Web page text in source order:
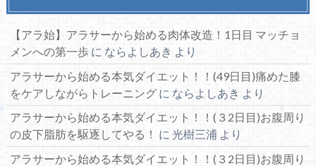
【アラ始】アラサーから始める肉体改造！1日目 マッチョ
メンへの第一歩に ならよしあき より
アラサーから始める本気ダイエット！！(49日目)痛めた膝
をケアしながらトレーニングに ならよしあき より
アラサーから始める本気ダイエット！！(３2日目)お腹周り
の皮下脂肪を駆逐してやる！ に 光樹三浦 より
アラサーから始める本気ダイエット！！(３2日目)お腹周り